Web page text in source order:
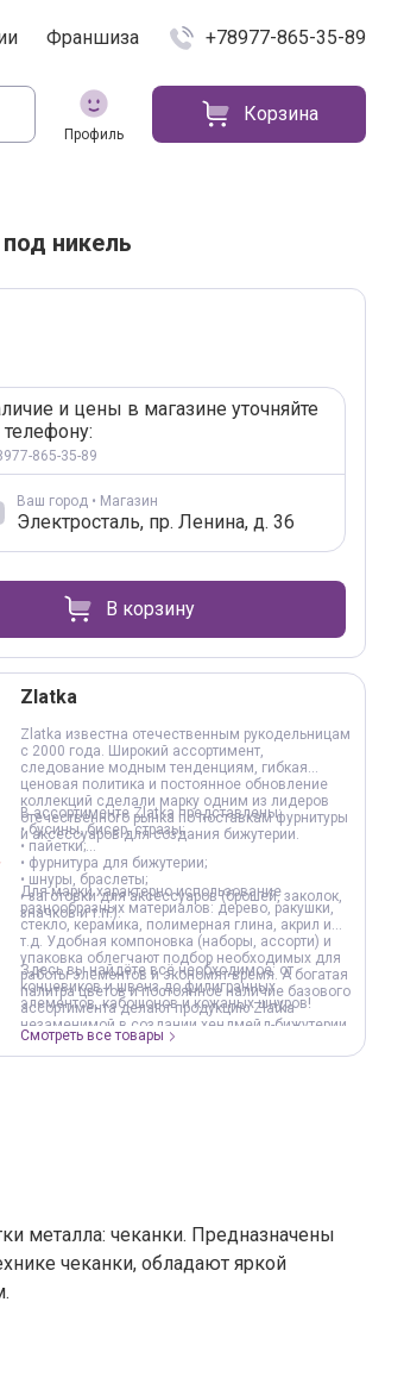
Франшиза +78977-865-35-89
Профиль
Корзина
никель
в корзину
и цены в магазине уточняйте
телефону:
865-35-89
Ваш город • Магазин
Электросталь, пр. Ленина, д. 36
В корзину
Zlatka
Zlatka известна отечественным рукодельницам
с 2000 года. Широкий ассортимент,
следование модным тенденциям, гибкая
ценовая политика и постоянное обновление
коллекций сделали марку одним из лидеров
отечественного рынка по поставкам фурнитуры
и аксессуаров для создания бижутерии.
В ассортименте Zlatka представлены:
• бусины, бисер, стразы;
• пайетки;
• фурнитура для бижутерии;
• шнуры, браслеты;
• заготовки для аксессуаров (брошей, заколок,
значков и т.п.).
Для марки характерно использование
разнообразных материалов: дерево, ракушки,
стекло, керамика, полимерная глина, акрил и
т.д. Удобная компоновка (наборы, ассорти) и
упаковка облегчают подбор необходимых для
работы элементов и экономят время. А богатая
палитра цветов и постоянное наличие базового
ассортимента делают продукцию Zlatka
незаменимой в создании хендмейд-бижутерии.
Здесь вы найдёте всё необходимое: от
концевиков и швенз до филигранных
элементов, кабошонов и кожаных шнуров!
Смотреть все товары
металла: чеканки. Предназначены
чеканки, обладают яркой